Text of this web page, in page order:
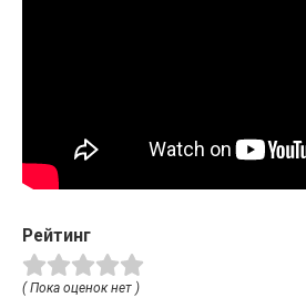
Рейтинг
( Пока оценок нет )